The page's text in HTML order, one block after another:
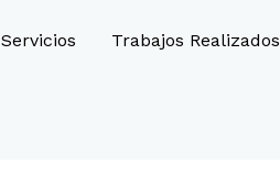
Servicios Trabajos Realizados